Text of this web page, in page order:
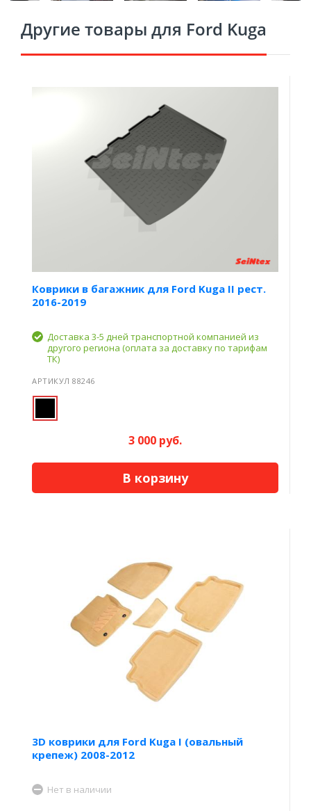
Другие товары для Ford Kuga
Коврики в багажник для Ford Kuga II рест.
2016-2019
Доставка 3-5 дней транспортной компанией из
другого региона (оплата за доставку по тарифам
ТК)
АРТИКУЛ 88246
3 000 руб.
В корзину
3D коврики для Ford Kuga I (овальный
крепеж) 2008-2012
Нет в наличии